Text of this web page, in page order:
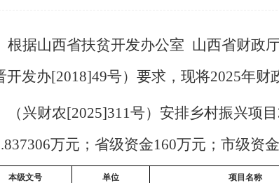
根据山西省扶贫开发办公室 山西省财政
开发办[2018]49号）要求，现将2025年
（兴财农[2025]311号）安排乡村振兴项目
万元；省级资金160万元；市级资
本级文号 单位 项目名称